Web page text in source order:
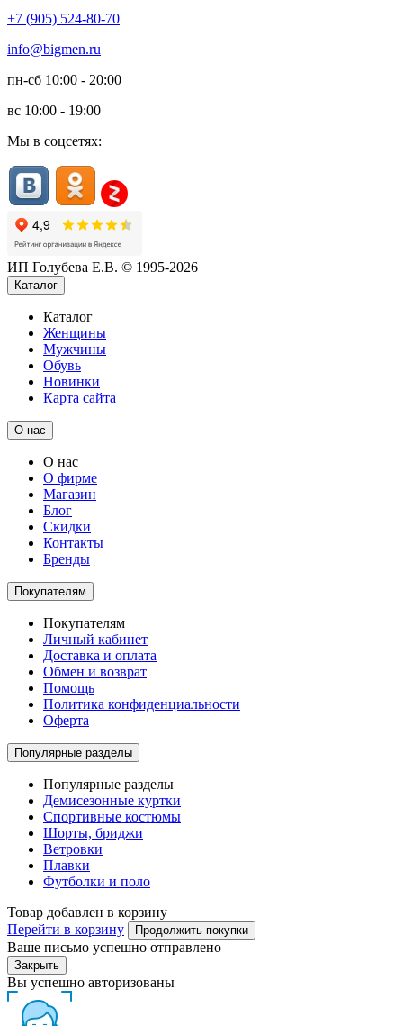
+7 (905) 524-80-70
info@bigmen.ru
пн-сб 10:00 - 20:00
вс 10:00 - 19:00
Мы в соцсетях:
ИП Голубева Е.В. © 1995-2026
Каталог
Каталог
Женщины
Мужчины
Обувь
Новинки
Карта сайта
О нас
О нас
О фирме
Магазин
Блог
Скидки
Контакты
Бренды
Покупателям
Покупателям
Личный кабинет
Доставка и оплата
Обмен и возврат
Помощь
Политика конфиденциальности
Оферта
Популярные разделы
Популярные разделы
Демисезонные куртки
Спортивные костюмы
Шорты, бриджи
Ветровки
Плавки
Футболки и поло
Товар добавлен в корзину
Перейти в корзину
Продолжить покупки
Ваше письмо успешно отправлено
Закрыть
Вы успешно авторизованы